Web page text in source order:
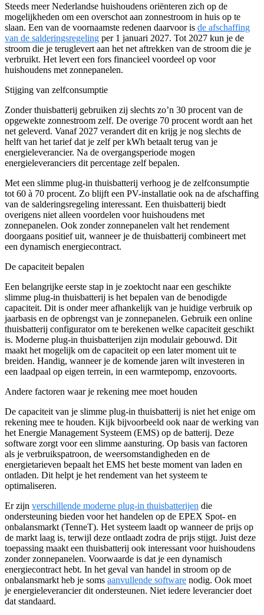
Steeds meer Nederlandse huishoudens oriënteren zich op de
mogelijkheden om een overschot aan zonnestroom in huis op te
slaan. Een van de voornaamste redenen daarvoor is de afschaffing
van de salderingsregeling per 1 januari 2027. Tot 2027 kun je de
stroom die je teruglevert aan het net aftrekken van de stroom die je
verbruikt. Het levert een fors financieel voordeel op voor
huishoudens met zonnepanelen.
Stijging van zelfconsumptie
Zonder thuisbatterij gebruiken zij slechts zo’n 30 procent van de
opgewekte zonnestroom zelf. De overige 70 procent wordt aan het
net geleverd. Vanaf 2027 verandert dit en krijg je nog slechts de
helft van het tarief dat je zelf per kWh betaalt terug van je
energieleverancier. Na de overgangsperiode mogen
energieleveranciers dit percentage zelf bepalen.
Met een slimme plug-in thuisbatterij verhoog je de zelfconsumptie
tot 60 à 70 procent. Zo blijft een PV-installatie ook na de afschaffing
van de salderingsregeling interessant. Een thuisbatterij biedt
overigens niet alleen voordelen voor huishoudens met
zonnepanelen. Ook zonder zonnepanelen valt het rendement
doorgaans positief uit, wanneer je de thuisbatterij combineert met
een dynamisch energiecontract.
De capaciteit bepalen
Een belangrijke eerste stap in je zoektocht naar een geschikte
slimme plug-in thuisbatterij is het bepalen van de benodigde
capaciteit. Dit is onder meer afhankelijk van je huidige verbruik op
jaarbasis en de opbrengst van je zonnepanelen. Gebruik een online
thuisbatterij configurator om te berekenen welke capaciteit geschikt
is. Moderne plug-in thuisbatterijen zijn modulair gebouwd. Dit
maakt het mogelijk om de capaciteit op een later moment uit te
breiden. Handig, wanneer je de komende jaren wilt investeren in
een laadpaal op eigen terrein, in een warmtepomp, enzovoorts.
Andere factoren waar je rekening mee moet houden
De capaciteit van je slimme plug-in thuisbatterij is niet het enige om
rekening mee te houden. Kijk bijvoorbeeld ook naar de werking van
het Energie Management Systeem (EMS) op de batterij. Deze
software zorgt voor een slimme aansturing. Op basis van factoren
als je verbruikspatroon, de weersomstandigheden en de
energietarieven bepaalt het EMS het beste moment van laden en
ontladen. Dit helpt je het rendement van het systeem te
optimaliseren.
Er zijn verschillende moderne plug-in thuisbatterijen die
ondersteuning bieden voor het handelen op de EPEX Spot- en
onbalansmarkt (TenneT). Het systeem laadt op wanneer de prijs op
de markt laag is, terwijl deze ontlaadt zodra de prijs stijgt. Juist deze
toepassing maakt een thuisbatterij ook interessant voor huishoudens
zonder zonnepanelen. Voorwaarde is dat je een dynamisch
energiecontract hebt. In het geval van handel in stroom op de
onbalansmarkt heb je soms aanvullende software nodig. Ook moet
je energieleverancier dit ondersteunen. Niet iedere leverancier doet
dat standaard.